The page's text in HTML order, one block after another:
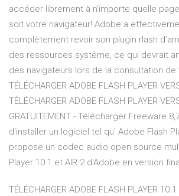
accéder librement à n’importe quelle
soit votre navigateur! Adobe a
complètement revoir son plugin rlash
des ressources système, ce qui devrait
des navigateurs lors de la consultation de
TÉLÉCHARGER ADOBE FLASH PLAYER
TÉLÉCHARGER ADOBE FLASH PLAYER
GRATUITEMENT - Télécharger Freeware
d'installer un logiciel tel qu' Adobe Flash
propose un codec audio open source
Player 10.1 et AIR 2 d'Adobe en version
TÉLÉCHARGER ADOBE FLASH PLAYER